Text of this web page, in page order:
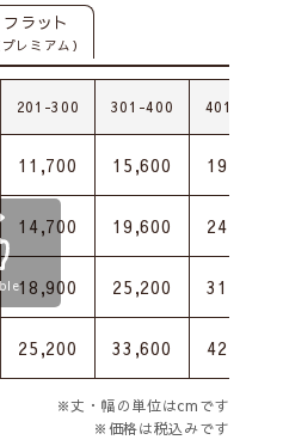
フラット
プレミアム）
201-300 301-400 401-500
11,700 15,600 19,500
14,700 19,600 24,500
18,900 25,200 31,500
25,200 33,600 42,000
※丈・幅の単位はcmです
※価格は税込みです